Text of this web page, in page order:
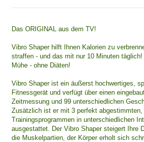
Das ORIGINAL aus dem TV!
Vibro Shaper hilft Ihnen Kalorien zu
straffen - und das mit nur 10 Minuten
Mühe - ohne Diäten!
Vibro Shaper ist ein äußerst hochwertiges,
Fitnessgerät und verfügt über einen
Zeitmessung und 99 unterschiedlichen
Zusätzlich ist er mit 3 perfekt
Trainingsprogrammen in unterschiedlichen
ausgestattet. Der Vibro Shaper steigert Ihre
die Muskelpartien, der Körper erholt sich